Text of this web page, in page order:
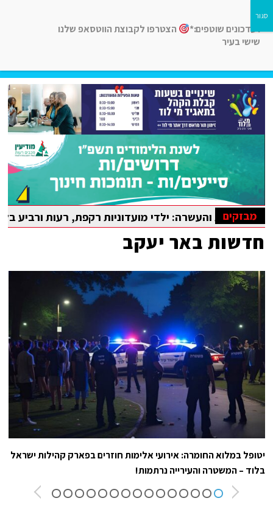
מבזקים
והעשרה: ילדי מועדוניות רקפת, רעות ורביע בלוד נהנו
הבין-לאומית במתמטיקה
חדשות באר יעקב
יטופל במלוא החומרה: אירועי אלימות חוזרים בפארק קהילות ישראל
בלוד – המשטרה והעירייה נרתמות!
לעדכונים שוטפים:*
הצטרפו לקבוצת הווטסאפ שלנו
שישי בעיר